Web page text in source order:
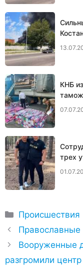
КНБ
трех
Рубрики
Происшествия
Вооруженные
разгромили